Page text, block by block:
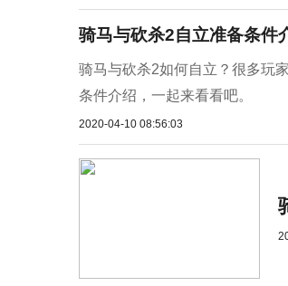
骑马与砍杀2自立准备条件
骑马与砍杀2如何自立？很多玩
条件介绍，一起来看看吧。
2020-04-10 08:56:03